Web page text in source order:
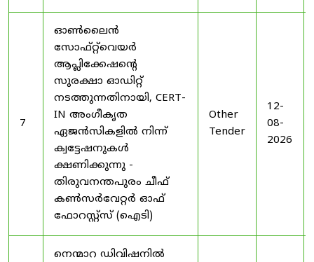
7
ഓൺലൈൻ
സോഫ്റ്റ്‌വെയർ
ആപ്ലിക്കേഷന്റെ
സുരക്ഷാ ഓഡിറ്റ്
നടത്തുന്നതിനായി, CERT-
IN അംഗീകൃത
ഏജൻസികളിൽ നിന്ന്
ക്വട്ടേഷനുകൾ
ക്ഷണിക്കുന്നു -
തിരുവനന്തപുരം ചീഫ്
കൺസർവേറ്റർ ഓഫ്
ഫോറസ്റ്റ്സ് (ഐടി)
Other
Tender
12-
08-
2026
നെന്മാറ ഡിവിഷനിൽ